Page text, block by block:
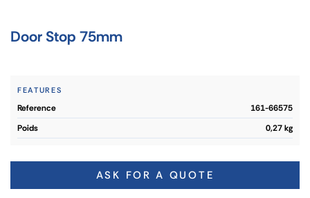
Door Stop 75mm
FEATURES
reference
161-66575
poids
0,27 kg
ASK FOR A QUOTE